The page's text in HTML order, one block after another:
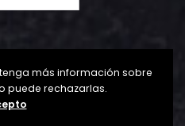
más información sobre
puede rechazarlas.